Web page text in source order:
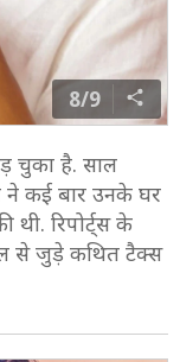
8/9
चुका है. साल
कई बार उनके घर
रिपोर्ट्स के
से जुड़े कथित टैक्स